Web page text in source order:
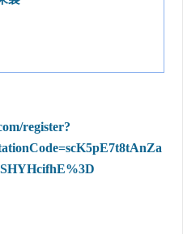
register?